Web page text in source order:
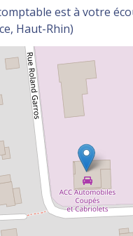
est à votre
Haut-Rhin)